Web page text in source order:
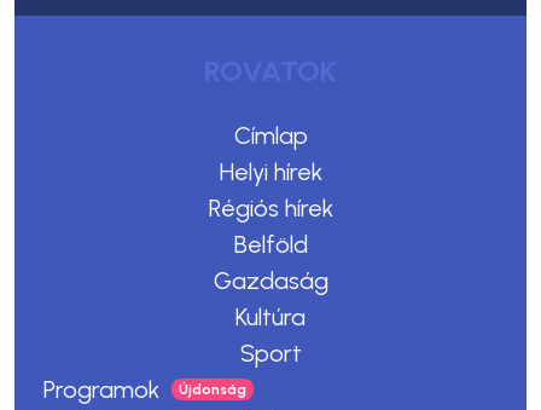
ROVATOK
Címlap
Helyi hírek
Régiós hírek
Belföld
Gazdaság
Kultúra
Sport
Programok